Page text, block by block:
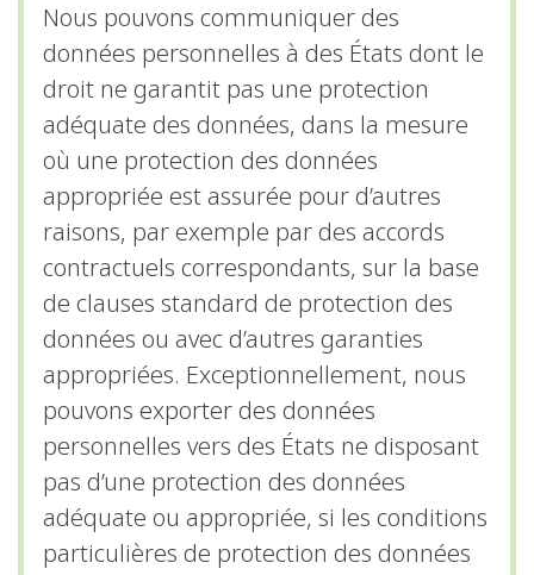
Nous pouvons communiquer des
données personnelles à des États dont le
droit ne garantit pas une protection
adéquate des données, dans la mesure
où une protection des données
appropriée est assurée pour d’autres
raisons, par exemple par des accords
contractuels correspondants, sur la base
de clauses standard de protection des
données ou avec d’autres garanties
appropriées. Exceptionnellement, nous
pouvons exporter des données
personnelles vers des États ne disposant
pas d’une protection des données
adéquate ou appropriée, si les conditions
particulières de protection des données